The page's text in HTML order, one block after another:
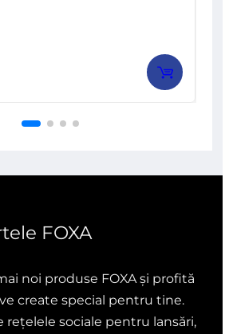
FOXA
noi produse FOXA și profită
create special pentru tine.
rețelele sociale pentru lansări,